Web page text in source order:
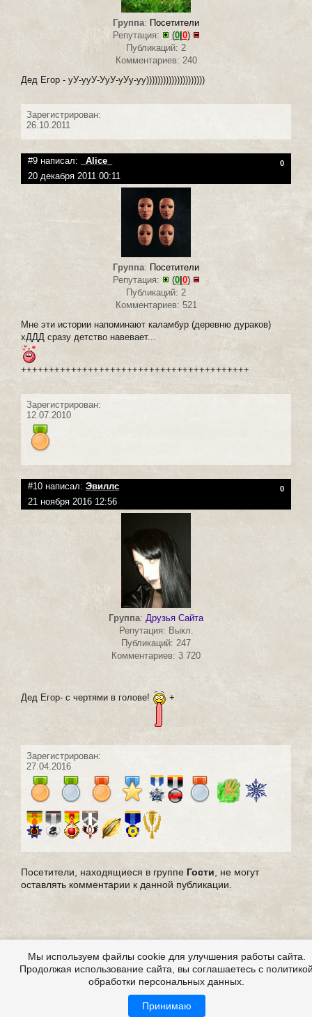
Группа: Посетители
Репутация:
(0|0)
Публикаций: 2
Комментариев: 240
Дед Егор - уУ-ууУ-УуУ-уУу-уу)))))))))))))))))))))
Зарегистрирован:
26.10.2011
#9 написал: _Alice_ 0
20 декабря 2011 00:11
Группа: Посетители
Репутация:
(0|0)
Публикаций: 2
Комментариев: 521
Мне эти истории напоминают каламбур (деревню дураков)
хДДД сразу детство навевает...
+++++++++++++++++++++++++++++++++++++++++
Зарегистрирован:
12.07.2010
#10 написал: Эвиллс 0
21 ноября 2016 12:56
Группа: Друзья Сайта
Репутация: Выкл.
Публикаций: 247
Комментариев: 3 720
Дед Егор- с чертями в голове! +
Зарегистрирован:
27.04.2016
Посетители, находящиеся в группе Гости , не могут
оставлять комментарии к данной публикации.
Мы используем файлы cookie для улучшения работы сайта.
Продолжая использование сайта, вы соглашаетесь с
обработки персональных данных.
Принимаю